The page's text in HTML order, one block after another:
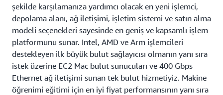
şekilde karşılamanıza yardımcı olacak en yeni işlemci,
depolama alanı, ağ iletişimi, işletim sistemi ve satın alma
modeli seçenekleri sayesinde en geniş ve kapsamlı işlem
platformunu sunar. Intel, AMD ve Arm işlemcileri
destekleyen ilk büyük bulut sağlayıcısı olmanın yanı sıra
istek üzerine EC2 Mac bulut sunucuları ve 400 Gbps
Ethernet ağ iletişimi sunan tek bulut hizmetiyiz. Makine
öğrenimi eğitimi için en iyi fiyat performansının yanı sıra